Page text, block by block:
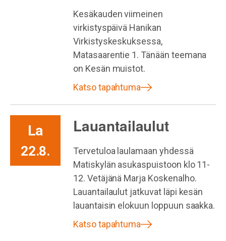
Kesäkauden viimeinen
virkistyspäivä Hanikan
Virkistyskeskuksessa,
Matasaarentie 1. Tänään teemana
on Kesän muistot.
Katso tapahtuma
La
22.8.
Lauantailaulut
Tervetuloa laulamaan yhdessä
Matiskylän asukaspuistoon klo 11-
12. Vetäjänä Marja Koskenalho.
Lauantailaulut jatkuvat läpi kesän
lauantaisin elokuun loppuun saakka.
Katso tapahtuma